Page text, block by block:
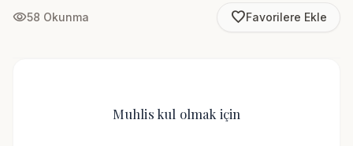
visibility58 Okunma favorite_borderFavorilere Ekle
Muhlis kul olmak için